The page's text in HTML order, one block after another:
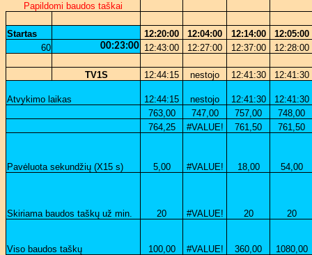
Papildomi baudos taškai
Startas 12:20:00 12:04:00 12:14:00
12:05:00
60
00:23:00 12:43:00 12:27:00 12:37:00 12:28:00
TV1S 12:44:15 nestojo 12:41:30 12:41:30
Atvykimo laikas 12:44:15 nestojo 12:41:30
12:41:30
763,00
747,00 757,00
748,00
764,25
#VALUE! 761,50 761,50
Pavėluota sekundžių (X15 s) 5,00 #VALUE! 18,00 54,00
Skiriama baudos taškų už min. 20 #VALUE! 20 20
Viso baudos taškų 100,00 #VALUE! 360,00 1080,00